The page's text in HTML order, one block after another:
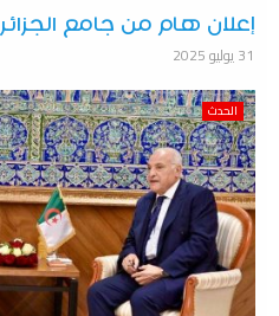
إعلان هام من جامع الجزائر
31 يوليو 2025
الحدث